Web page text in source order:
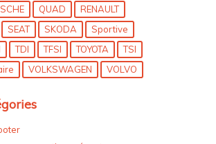
QUAD
RENAULT
SEAT SKODA
Sportive
TDI TFSI TOYOTA
TSI
VOLKSWAGEN VOLVO